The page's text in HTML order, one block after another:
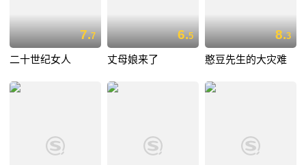
7.7
二十世纪女人
6.5
丈母娘来了
8.3
憨豆先生的大灾难